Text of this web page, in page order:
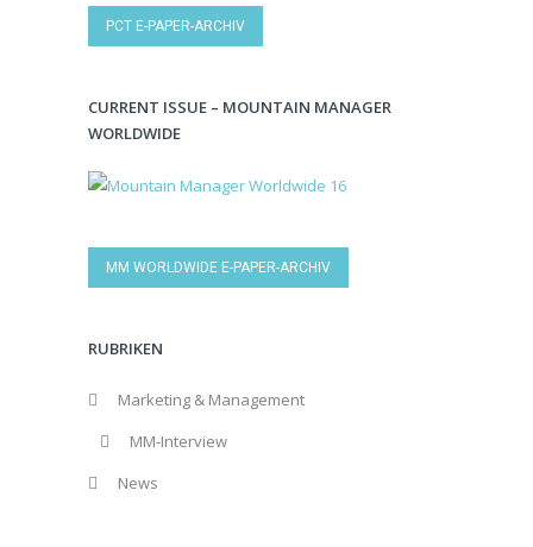
PCT E-PAPER-ARCHIV
CURRENT ISSUE – MOUNTAIN MANAGER
WORLDWIDE
MM WORLDWIDE E-PAPER-ARCHIV
RUBRIKEN
Marketing & Management
MM-Interview
News